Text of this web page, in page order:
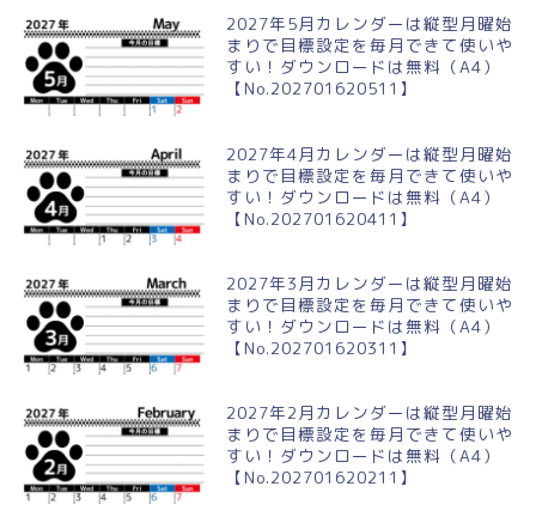
2027年5月カレンダーは縦型月曜始
まりで目標設定を毎月できて使いや
すい！ダウンロードは無料（A4）
【No.202701620511】
2027年4月カレンダーは縦型月曜始
まりで目標設定を毎月できて使いや
すい！ダウンロードは無料（A4）
【No.202701620411】
2027年3月カレンダーは縦型月曜始
まりで目標設定を毎月できて使いや
すい！ダウンロードは無料（A4）
【No.202701620311】
2027年2月カレンダーは縦型月曜始
まりで目標設定を毎月できて使いや
すい！ダウンロードは無料（A4）
【No.202701620211】